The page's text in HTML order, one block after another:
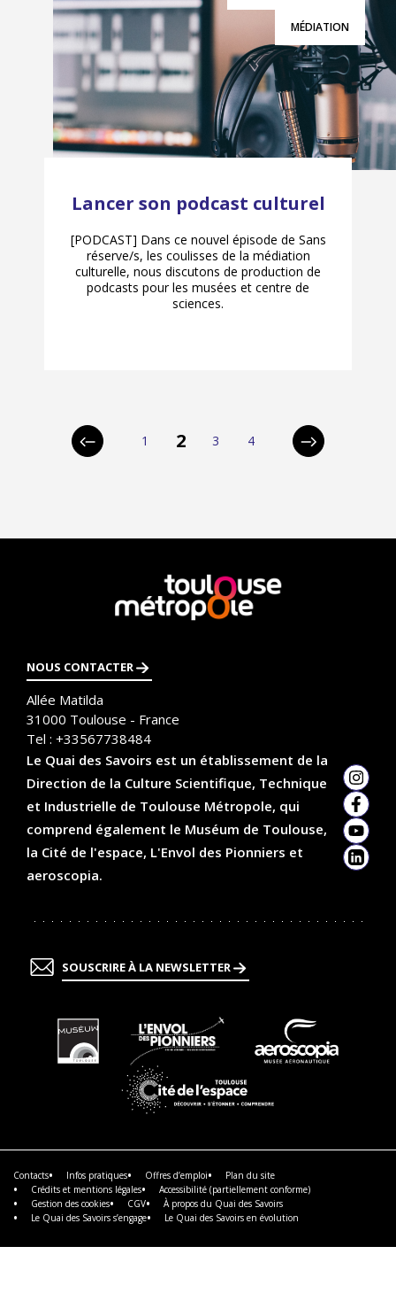
MÉDIATION
Lancer son podcast culturel
[PODCAST] Dans ce nouvel épisode de Sans
réserve/s, les coulisses de la médiation
culturelle, nous discutons de production de
podcasts pour les musées et centre de
sciences.
p
i
a
t
Page
Page
1 Page
2 Page
3 Page
4
Page
En
savoir
plus
NOUS CONTACTER
Allée Matilda
31000 Toulouse - France
Tel : +33567738484
Le Quai des Savoirs est un établissement de la
Direction de la Culture Scientifique, Technique
et Industrielle de Toulouse Métropole, qui
comprend également le Muséum de Toulouse,
la Cité de l'espace, L'Envol des Pionniers et
aeroscopia.
SOUSCRIRE À LA NEWSLETTER
En
savoir
plus
Contacts Infos pratiques Offres d’emploi
Plan du site
Crédits et mentions légales
Accessibilité (partiellement conforme)
Gestion des cookies
CGV
À propos du Quai des Savoirs
Le Quai des Savoirs s’engage
Le Quai des Savoirs en évolution